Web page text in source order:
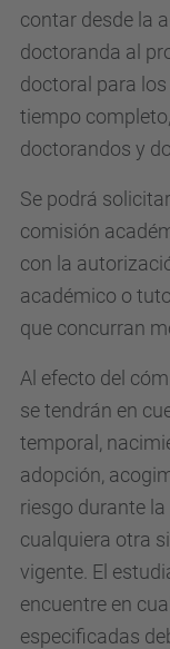
contar desde la
doctoranda al
doctoral para
tiempo
doctorandos y
Se podrá
comisión
con la
académico o
que concurran
Al efecto del
se tendrán en
temporal,
adopción,
riesgo durante
cualquiera otra
vigente. El
encuentre en
especificadas